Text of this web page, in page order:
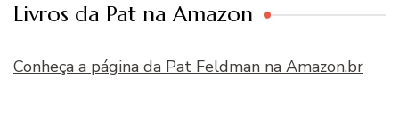
Livros da Pat na Amazon
Conheça a página da Pat Feldman na Amazon.br